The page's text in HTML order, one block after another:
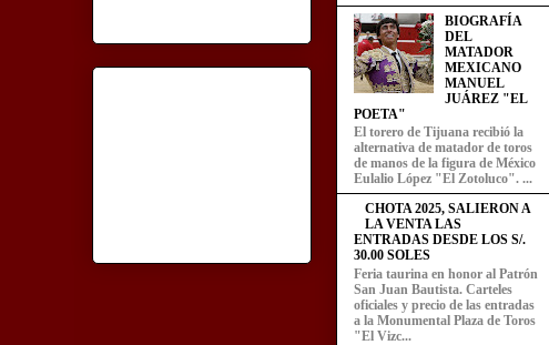
BIOGRAFÍA
DEL
MATADOR
MEXICANO
MANUEL
JUÁREZ "EL
POETA"
El torero de Tijuana recibió la
alternativa de matador de toros
de manos de la figura de México
Eulalio López "El Zotoluco". ...
CHOTA 2025, SALIERON A
LA VENTA LAS
ENTRADAS DESDE LOS S/.
30.00 SOLES
Feria taurina en honor al Patrón
San Juan Bautista. Carteles
oficiales y precio de las entradas
a la Monumental Plaza de Toros
"El Vizc...